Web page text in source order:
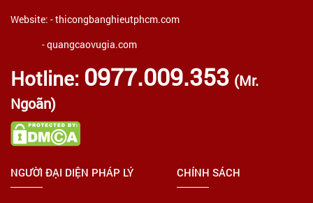
Website: -thicongbanghieutphcm.com
- quangcaovugia.com
Hotline: 0977.009.353 (Mr.
Ngoãn)
NGƯỜI ĐẠI DIỆN PHÁP LÝ CHÍNH SÁCH